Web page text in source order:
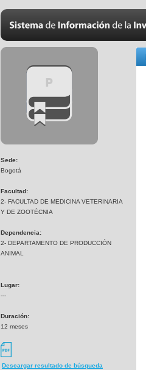
Sede:
Bogotá
Facultad:
2- FACULTAD DE MEDICINA VETERINARIA
Y DE ZOOTÉCNIA
Dependencia:
2- DEPARTAMENTO DE PRODUCCIÓN
ANIMAL
Lugar:
---
Duración:
12 meses
Descargar resultado de búsqueda